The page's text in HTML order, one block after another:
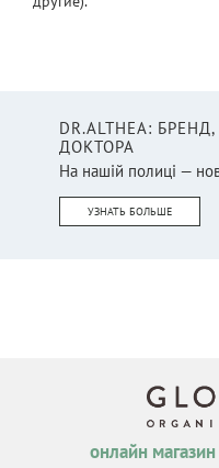
DR.ALTHEA:
ДОКТОРА
На нашій полиці —
УЗНАТЬ БОЛЬШЕ
онлайн